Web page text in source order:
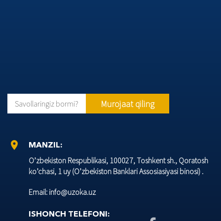
Savollaringiz bormi? Murojaat qiling
location_on
MANZIL:
O’zbеkiston Rеspublikasi, 100027, Toshkеnt sh., Qoratosh
ko’chasi, 1 uy (O’zbеkiston Banklari Assosiasiyasi binosi) .
Email: info@uzoka.uz
ISHONCH TELEFONI: